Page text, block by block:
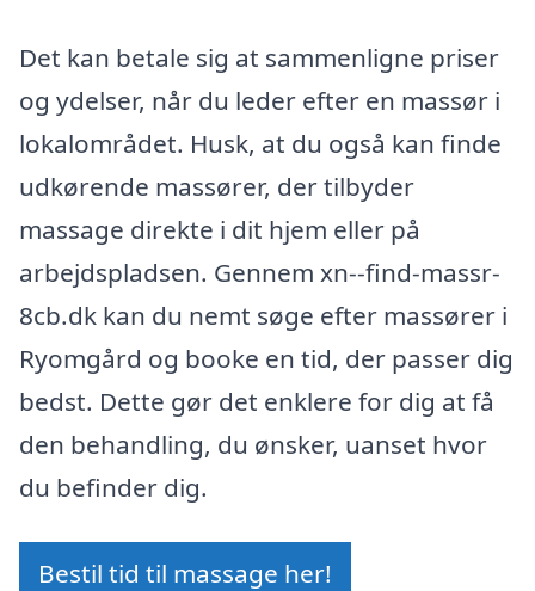
Det kan betale sig at sammenligne priser
og ydelser, når du leder efter en massør i
lokalområdet. Husk, at du også kan finde
udkørende massører, der tilbyder
massage direkte i dit hjem eller på
arbejdspladsen. Gennem xn--find-massr-
8cb.dk kan du nemt søge efter massører i
Ryomgård og booke en tid, der passer dig
bedst. Dette gør det enklere for dig at få
den behandling, du ønsker, uanset hvor
du befinder dig.
Bestil tid til massage her!